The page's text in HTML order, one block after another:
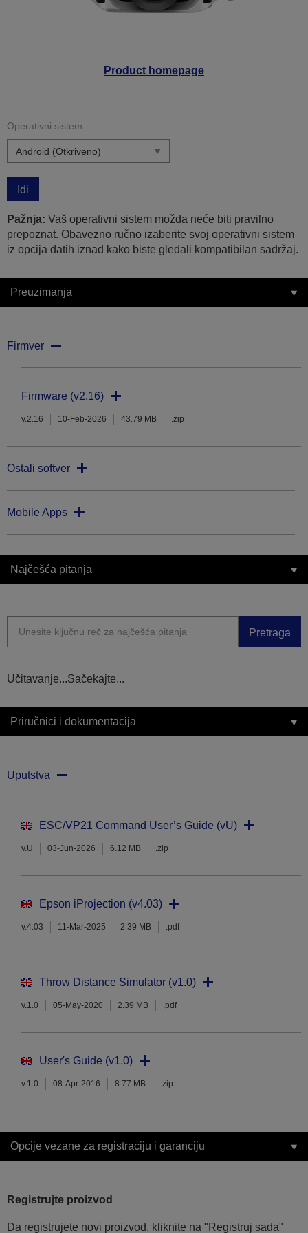
Product homepage
Operativni sistem:
Idi
Pažnja: Vaš operativni sistem možda neće biti pravilno
prepoznat. Obavezno ručno izaberite svoj operativni sistem
iz opcija datih iznad kako biste gledali kompatibilan sadržaj.
Preuzimanja
Firmver
Firmware (v2.16)
v.2.16 10-Feb-2026 43.79 MB .zip
Ostali softver
Mobile Apps
Najčešća pitanja
Pretraga
Učitavanje...Sačekajte...
Priručnici i dokumentacija
Uputstva
ESC/VP21 Command User’s Guide (vU)
v.U 03-Jun-2026 6.12 MB .zip
Epson iProjection (v4.03)
v.4.03 11-Mar-2025 2.39 MB .pdf
Throw Distance Simulator (v1.0)
v.1.0 05-May-2020 2.39 MB .pdf
User's Guide (v1.0)
v.1.0 08-Apr-2016 8.77 MB .zip
Opcije vezane za registraciju i garanciju
Registrujte proizvod
Da registrujete novi proizvod, kliknite na "Registruj sada"